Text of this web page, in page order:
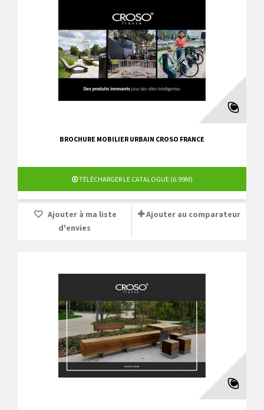
BROCHURE MOBILIER URBAIN CROSO FRANCE
TÉLÉCHARGER LE CATALOGUE (6.99M)
Ajouter à ma liste
d'envies
Ajouter au comparateur